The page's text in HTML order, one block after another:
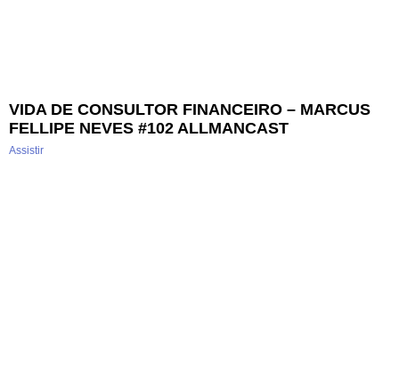
VIDA DE CONSULTOR FINANCEIRO – MARCUS
FELLIPE NEVES #102 ALLMANCAST
Assistir